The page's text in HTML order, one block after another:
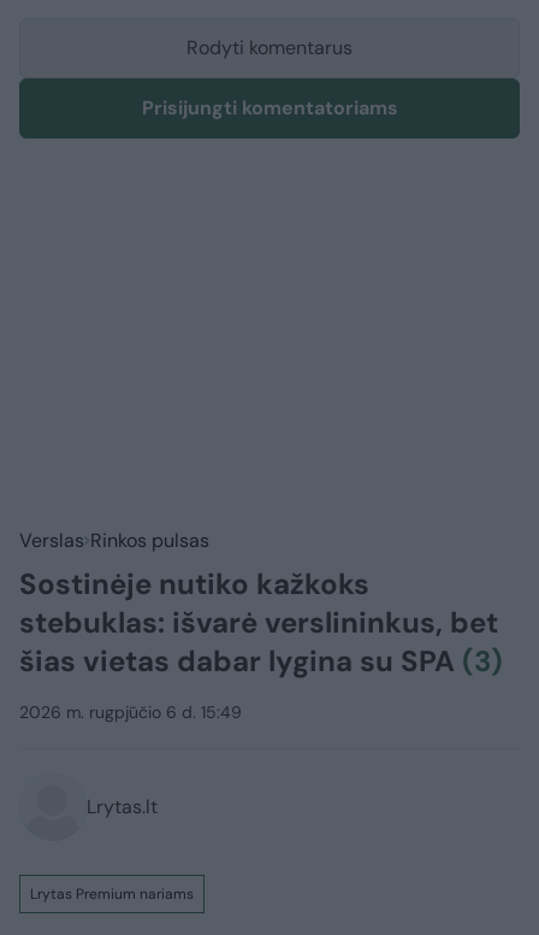
Rodyti komentarus
Prisijungti komentatoriams
Verslas Rinkos pulsas
Sostinėje nutiko kažkoks
stebuklas: išvarė verslininkus, bet
šias vietas dabar lygina su SPA (3)
2026 m. rugpjūčio 6 d. 15:49
Lrytas.lt
Lrytas Premium nariams